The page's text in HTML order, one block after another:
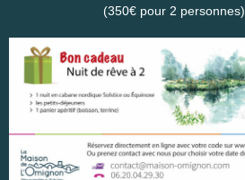
(350€ pour 2 personnes)